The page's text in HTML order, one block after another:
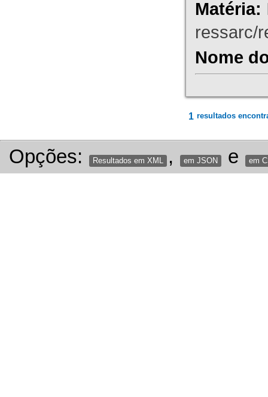
Matéria:
ressarc/
Nome
1 resultados
Opções: Resultados em XML , em JSON e em